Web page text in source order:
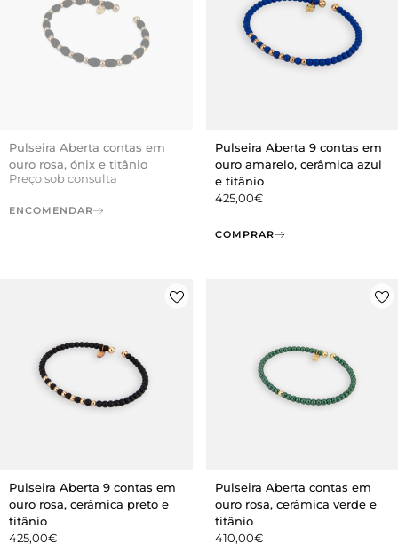
Pulseira Aberta contas em
ouro rosa, ónix e titânio
Preço sob consulta
ENCOMENDAR
Pulseira Aberta 9 contas em
ouro amarelo, cerâmica azul
e titânio
425,00€
COMPRAR
Pulseira Aberta 9 contas em
ouro rosa, cerâmica preto e
titânio
425,00€
Pulseira Aberta contas em
ouro rosa, cerâmica verde e
titânio
410,00€